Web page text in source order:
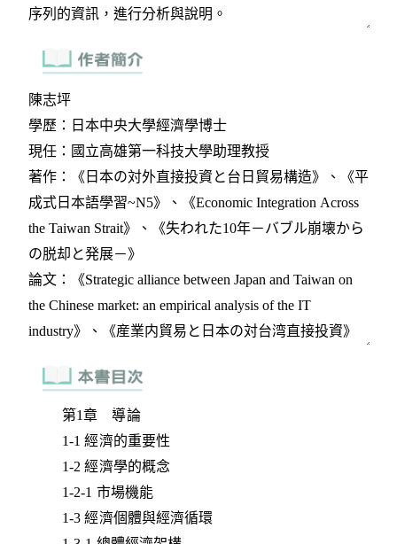
第1章 導論
1-1 經濟的重要性
1-2 經濟學的概念
1-2-1 市場機能
1-3 經濟個體與經濟循環